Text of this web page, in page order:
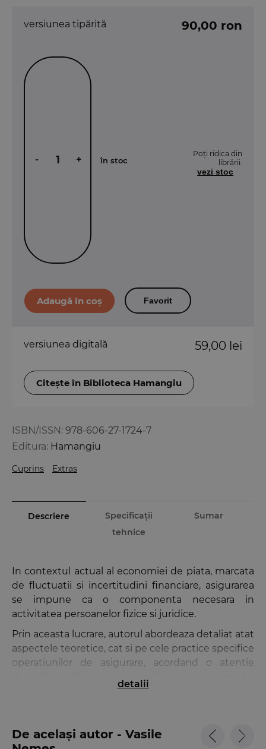
ISBN/ISSN: 978-606-27-1724-7
Editura: Hamangiu
Cuprins Extras
versiunea tipărită 90,00 ron
- + în stoc
Poți ridica din
librării.
vezi stoc
Favorit
versiunea digitală 59,00 lei
Citește în Biblioteca Hamangiu
Descriere
Specificații
tehnice
Sumar
In contextul actual al economiei de piata, marcata
de fluctuatii si incertitudini financiare, asigurarea
se impune ca o componenta necesara in
activitatea persoanelor fizice si juridice.
Prin aceasta lucrare, autorul abordeaza detaliat atat
aspectele teoretice, cat si pe cele practice specifice
operatiunilor de asigurare, acordand o atentie
deosebita noilor reglementari in materie, normelor
europene si celor emise de catre Autoritatea de
Astfel, sunt analizate, intr-o ordine fireasca menita
detalii
De același autor - Vasile